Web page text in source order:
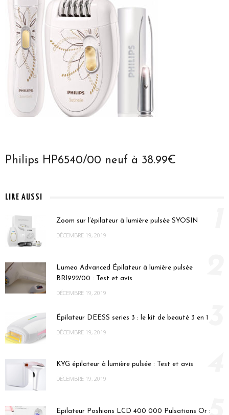
Philips HP6540/00 neuf à 38.99€
LIRE AUSSI
Zoom sur l’épilateur à lumière pulsée SYOSIN
DÉCEMBRE 19, 2019
Lumea Advanced Épilateur à lumière pulsée
BRI922/00 : Test et avis
DÉCEMBRE 19, 2019
Épilateur DEESS series 3 : le kit de beauté 3 en 1
DÉCEMBRE 19, 2019 3
KYG épilateur à lumière pulsée : Test et avis
DÉCEMBRE 19, 2019
Epilateur Poshions LCD 400 000 Pulsations Or :